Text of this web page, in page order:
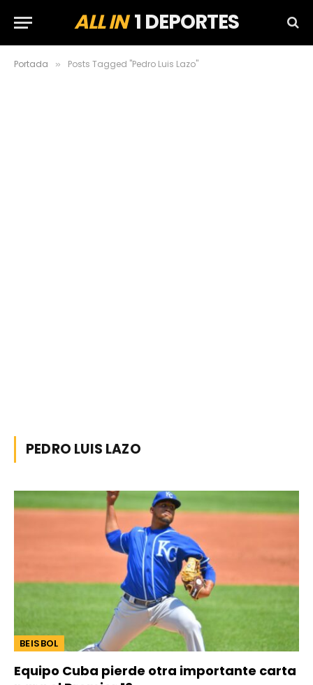
ALL IN1 DEPORTES
Portada » Posts Tagged "Pedro Luis Lazo"
PEDRO LUIS LAZO
BEISBOL
Equipo Cuba pierde otra importante carta